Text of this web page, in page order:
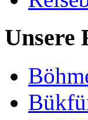
Unsere